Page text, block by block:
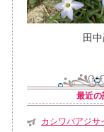
田
最近の
カシワバアジサ